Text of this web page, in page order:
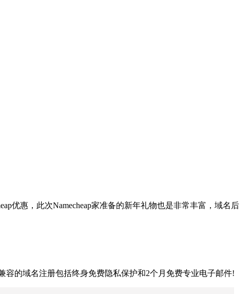
优惠，此次Namecheap家准备的新年礼物也是非常丰富，域名后
容的域名注册包括终身免费隐私保护和2个月免费专业电子邮件!